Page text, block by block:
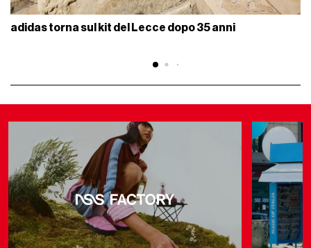
adidas torna sul kit del Lecce dopo 35 anni